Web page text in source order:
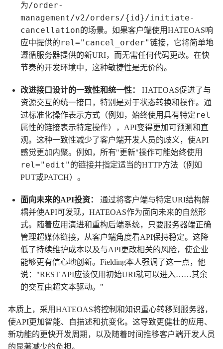
为/order-
management/v2/orders/{id}/initiate-
cancellation的场景。如果客户端使用HATEOAS响
应中提供的rel="cancel_order"链接，它将简单地
遵循服务器提供的新URI，而无需任何代码更改。在快
节奏的开发环境中，这种敏捷性是无价的。
改进接口设计的一致性和统一性：
HATEOAS促进了与
资源交互的统一接口，特别是对于状态转换和操作。通
过标准化操作表示方式（例如，始终使用具有特定rel
属性的链接表示特定操作），API变得更加可预测和直
观。这种一致性减少了客户端开发人员的歧义，使API
感觉更加内聚。例如，所有"更新"操作可能始终使用
rel="edit" 的链接并指定适当的HTTP方法（例如
PUT或PATCH）。
面向未来的API投资：
通过将客户端与特定URI结构解
耦并使API可发现，HATEOAS作为面向未来的自然形
式。随着应用演进和重构后端系统，只要服务器端正确
管理超媒体链接，从客户端角度看API保持稳定。这降
低了持续维护成本以及与API更改相关的风险，使企业
能够更有信心地创新。Fielding本人强调了这一点，他
说："REST API应该仅用初始URI就可以进入……其余
的交互由超文本驱动。"
本质上，采用HATEOAS将控制和知识重心转移到服务器，
使API更加智能、自描述和抗变化。这导致更健壮的应用、
新功能的更快开发周期，以及随着时间推移客户端开发人员
的显著减少的负担。